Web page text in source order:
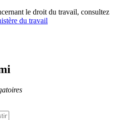
le droit du travail, consultez
du travail